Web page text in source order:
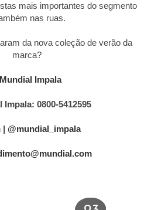
mais importantes do segmento
nas ruas.
da nova coleção de verão da
marca?
Mundial Impala
0800-5412595
| @mundial_impala